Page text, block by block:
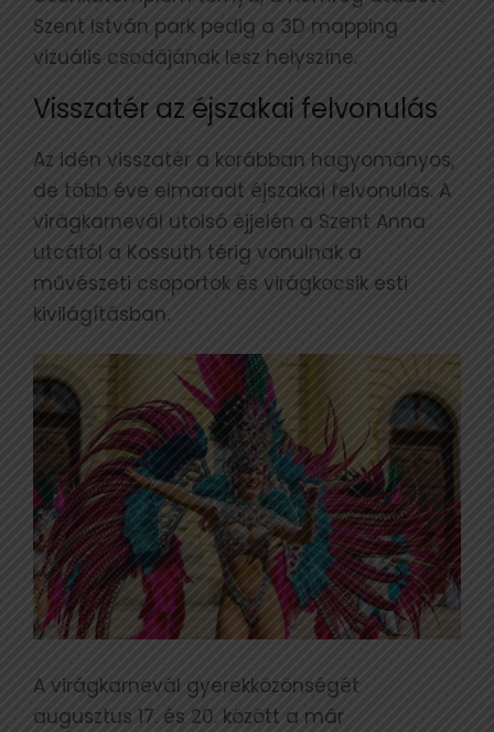
Szent István park pedig a 3D mapping
vizuális csodájának lesz helyszíne.
Visszatér az éjszakai felvonulás
Az idén visszatér a korábban hagyományos,
de több éve elmaradt éjszakai felvonulás. A
virágkarnevál utolsó éjjelén a Szent Anna
utcától a Kossuth térig vonulnak a
művészeti csoportok és virágkocsik esti
kivilágításban.
A virágkarnevál gyerekközönségét
augusztus 17. és 20. között a már